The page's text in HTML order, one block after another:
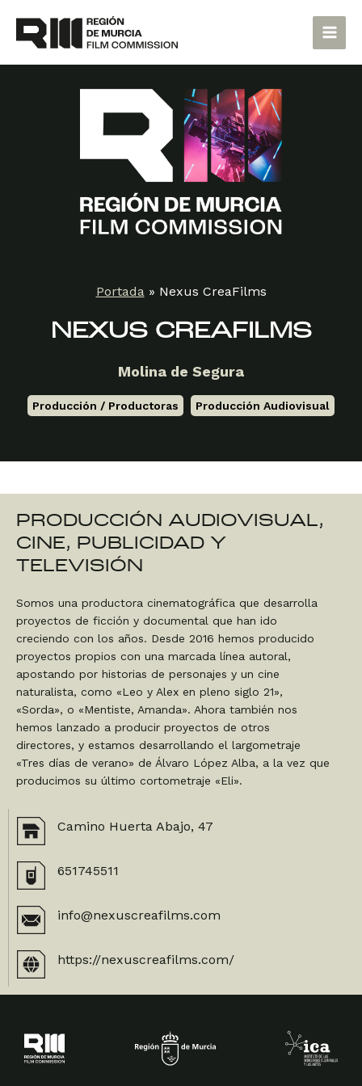
contenido
Main
Portada » Nexus CreaFilms
NEXUS CREAFILMS
Molina de Segura
Producción / Productoras Producción Audiovisual
PRODUCCIÓN AUDIOVISUAL,
CINE, PUBLICIDAD Y
TELEVISIÓN
Somos una productora cinematográfica que desarrolla
proyectos de ficción y documental que han ido
creciendo con los años. Desde 2016 hemos producido
proyectos propios con una marcada línea autoral,
apostando por historias de personajes y un cine
naturalista, como «Leo y Alex en pleno siglo 21»,
«Sorda», o «Mentiste, Amanda». Ahora también nos
hemos lanzado a producir proyectos de otros
directores, y estamos desarrollando el largometraje
«Tres días de verano» de Álvaro López Alba, a la vez que
producimos su último cortometraje «Eli».
Camino Huerta Abajo, 47
651745511
info@nexuscreafilms.com
https://nexuscreafilms.com/